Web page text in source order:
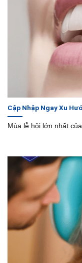
Cập Nhập Ngay Xu
Mùa lễ hội lớn nhất